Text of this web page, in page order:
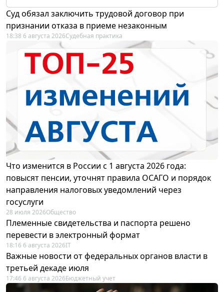
Суд обязал заключить трудовой договор при
признании отказа в приеме незаконным
18:38 6 августа 2026Судебная практика
Что изменится в России с 1 августа 2026 года:
повысят пенсии, уточнят правила ОСАГО и порядок
направления налоговых уведомлений через
госуслуги
28 июля 2026Общество
Племенные свидетельства и паспорта решено
перевести в электронный формат
18:16 6 августа 2026IT
Важные новости от федеральных органов власти в
третьей декаде июля
17:46 6 августа 2026Бюджетный учет